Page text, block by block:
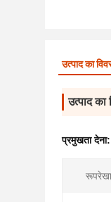
उत्पाद का
उत्पाद का
प्रमुखता